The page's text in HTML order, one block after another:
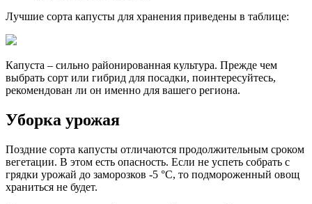
Лучшие сорта капусты для хранения приведены в таблице:
Капуста – сильно районированная культура. Прежде чем
выбрать сорт или гибрид для посадки, поинтересуйтесь,
рекомендован ли он именно для вашего региона.
Уборка урожая
Поздние сорта капусты отличаются продолжительным сроком
вегетации. В этом есть опасность. Если не успеть собрать с
грядки урожай до заморозков -5 °С, то подмороженный овощ
храниться не будет.